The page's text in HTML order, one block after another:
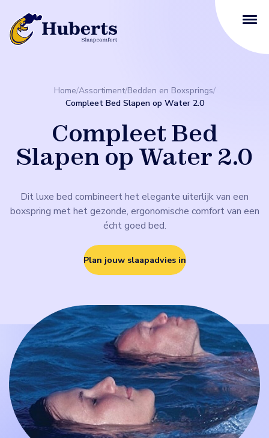
Home/Assortiment/Bedden en Boxsprings/
Compleet Bed Slapen op Water 2.0
Compleet Bed
Slapen op Water 2.0
Dit luxe bed combineert het elegante uiterlijk van een
boxspring met het gezonde, ergonomische comfort van een
écht goed bed.
Plan jouw slaapadvies in